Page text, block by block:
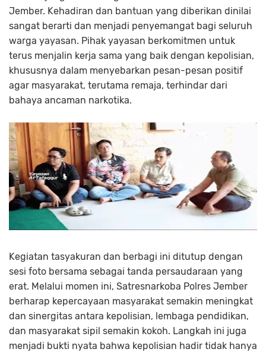
Jember. Kehadiran dan bantuan yang diberikan dinilai
sangat berarti dan menjadi penyemangat bagi seluruh
warga yayasan. Pihak yayasan berkomitmen untuk
terus menjalin kerja sama yang baik dengan kepolisian,
khususnya dalam menyebarkan pesan-pesan positif
agar masyarakat, terutama remaja, terhindar dari
bahaya ancaman narkotika.
Kegiatan tasyakuran dan berbagi ini ditutup dengan
sesi foto bersama sebagai tanda persaudaraan yang
erat. Melalui momen ini, Satresnarkoba Polres Jember
berharap kepercayaan masyarakat semakin meningkat
dan sinergitas antara kepolisian, lembaga pendidikan,
dan masyarakat sipil semakin kokoh. Langkah ini juga
menjadi bukti nyata bahwa kepolisian hadir tidak hanya